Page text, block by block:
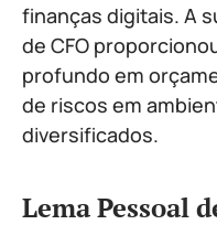
finanças digitais. A
de CFO
profundo em
de riscos em
diversificados.
Lema Pessoal